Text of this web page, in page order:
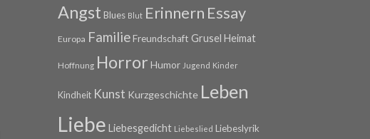
Angst Blues Blut Erinnern Essay
Europa FamilieFreundschaft Grusel Heimat
Hoffnung Horror Humor Jugend Kinder
Kindheit Kunst Kurzgeschichte Leben
Liebe Liebesgedicht Liebeslied Liebeslyrik